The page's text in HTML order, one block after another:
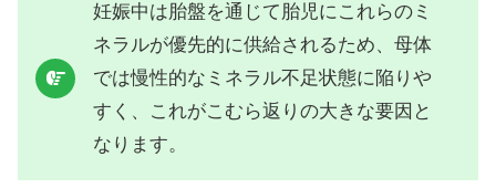
妊娠中は胎盤を通じて胎児にこれらのミ
ネラルが優先的に供給されるため、母体
では慢性的なミネラル不足状態に陥りや
すく、これがこむら返りの大きな要因と
なります。